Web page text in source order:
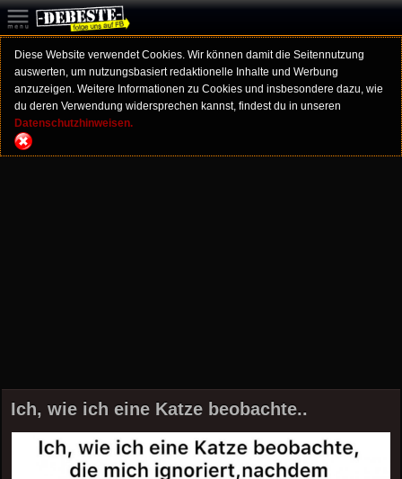
Diese Website verwendet Cookies. Wir können damit die Seitennutzung
auswerten, um nutzungsbasiert redaktionelle Inhalte und Werbung
anzuzeigen. Weitere Informationen zu Cookies und insbesondere dazu, wie
du deren Verwendung widersprechen kannst, findest du in unseren
Datenschutzhinweisen.
Ich, wie ich eine Katze beobachte..